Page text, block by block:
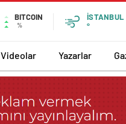
BITCOIN
%
İSTANBUL
°
Videolar Yazarlar